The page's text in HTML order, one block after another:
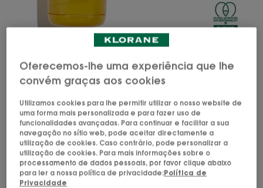
Um creme facial cremoso e não oleoso com
Tamanu BIO e Monoï que protege a pele dos
efeitos do sol ao mesmo tempo que melhora a
tez.
Deixa um perfume leve na pele.
Hidratante, sublimador, protetor.
Oferecemos-lhe uma experiência que lhe
convém graças aos cookies
Utilizamos cookies para lhe permitir utilizar o nosso website de
uma forma mais personalizada e para fazer uso de
funcionalidades avançadas. Para continuar e facilitar a sua
navegação no sítio web, pode aceitar directamente a
utilização de cookies. Caso contrário, pode personalizar a
utilização de cookies. Para mais informações sobre o
processamento de dados pessoais, por favor clique abaixo
para ler a nossa política de privacidade:Política de
Privacidade